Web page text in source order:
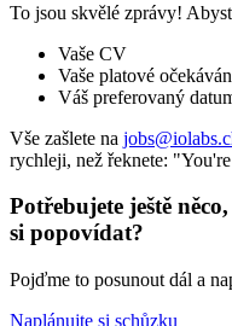
To jsou skvělé zprávy!
Vaše CV
Vaše platové
Váš preferovaný
Vše zašlete na
rychleji, než řeknete:
Potřebujete ještě
si popovídat?
Pojďme to posunout dál a
Naplánujte si schůzku